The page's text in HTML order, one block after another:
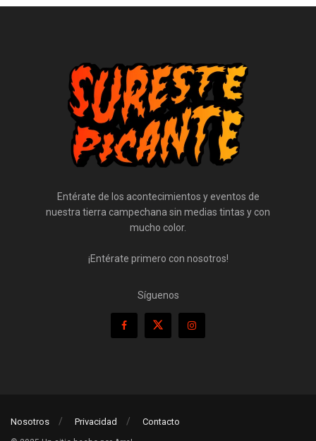
Entérate de los acontecimientos y eventos de
nuestra tierra campechana sin medias tintas y con
mucho color.
¡Entérate primero con nosotros!
Síguenos
Nosotros Privacidad Contacto